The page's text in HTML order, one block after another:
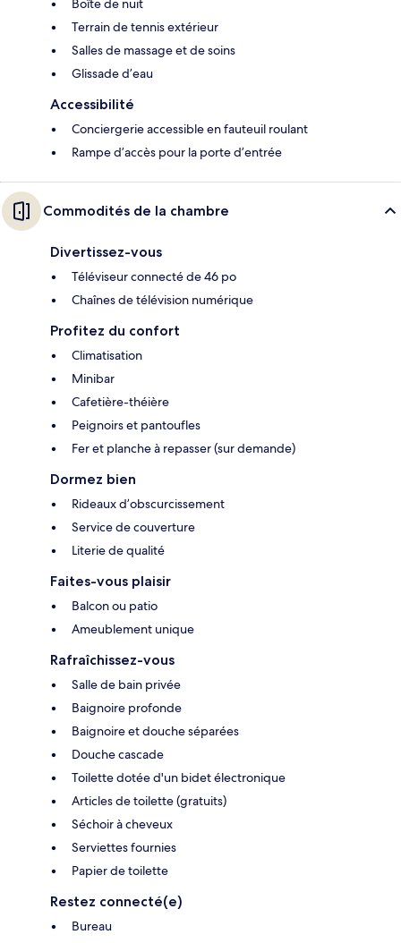
Boîte de nuit
Terrain de tennis extérieur
Salles de massage et de soins
Glissade d’eau
Accessibilité
Conciergerie accessible en fauteuil roulant
Rampe d’accès pour la porte d’entrée
Commodités de la chambre
Divertissez-vous
Téléviseur connecté de 46 po
Chaînes de télévision numérique
Profitez du confort
Climatisation
Minibar
Cafetière-théière
Peignoirs et pantoufles
Fer et planche à repasser (sur demande)
Dormez bien
Rideaux d’obscurcissement
Service de couverture
Literie de qualité
Faites-vous plaisir
Balcon ou patio
Ameublement unique
Rafraîchissez-vous
Salle de bain privée
Baignoire profonde
Baignoire et douche séparées
Douche cascade
Toilette dotée d'un bidet électronique
Articles de toilette (gratuits)
Séchoir à cheveux
Serviettes fournies
Papier de toilette
Restez connecté(e)
Bureau